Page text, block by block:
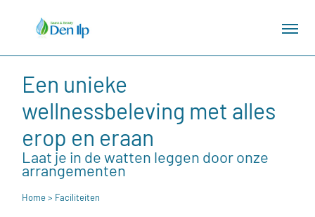
Een unieke
wellnessbeleving met alles
erop en eraan
Laat je in de watten leggen door onze
arrangementen
Home> Faciliteiten